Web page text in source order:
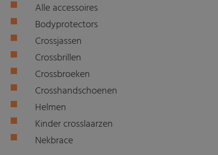
Alle accessoires
Bodyprotectors
Crossjassen
Crossbrillen
Crossbroeken
Crosshandschoenen
Helmen
Kinder crosslaarzen
Nekbrace